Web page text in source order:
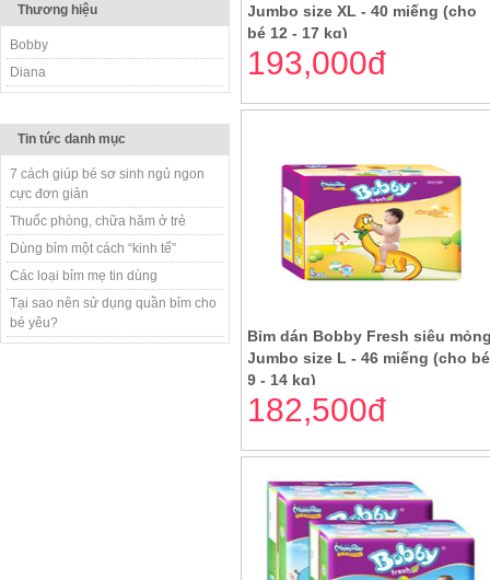
Thương hiệu
Bobby
Diana
Tin tức danh mục
7 cách giúp bé sơ sinh ngủ ngon
cực đơn giản
Thuốc phòng, chữa hăm ở trẻ
Dùng bỉm một cách “kinh tế”
Các loại bỉm mẹ tin dùng
Tại sao nên sử dụng quần bỉm cho
bé yêu?
Jumbo size XL - 40 miếng (cho
bé 12 - 17 kg)
193,000đ
Bỉm dán Bobby Fresh siêu
Jumbo size L - 46 miếng (cho bé
9 - 14 kg)
182,500đ